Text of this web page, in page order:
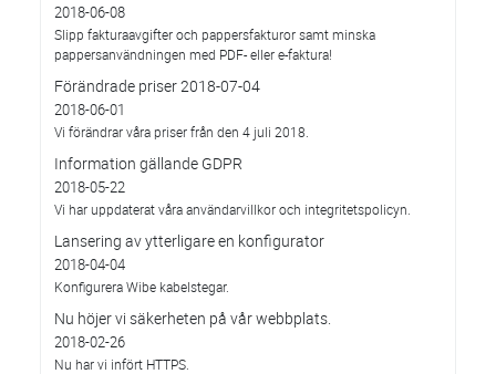
2018-06-08
Slipp fakturaavgifter och pappersfakturor samt minska
pappersanvändningen med PDF- eller e-faktura!
Förändrade priser 2018-07-04
2018-06-01
Vi förändrar våra priser från den 4 juli 2018.
Information gällande GDPR
2018-05-22
Vi har uppdaterat våra användarvillkor och integritetspolicyn.
Lansering av ytterligare en konfigurator
2018-04-04
Konfigurera Wibe kabelstegar.
Nu höjer vi säkerheten på vår webbplats.
2018-02-26
Nu har vi infört HTTPS.